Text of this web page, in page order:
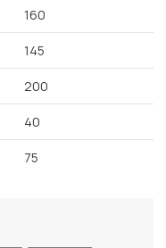
160
145
200
40
75